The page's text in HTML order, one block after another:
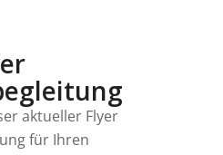
aktueller Flyer
für Ihren